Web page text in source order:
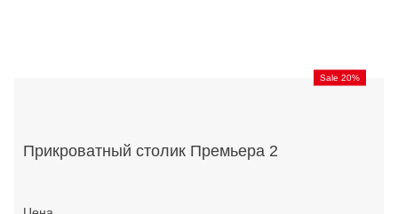
Sale 20%
Прикроватный столик Премьера 2